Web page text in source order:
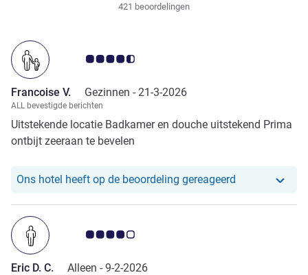
421 beoordelingen
Avis-klantbeoordeling 4.5/5
Francoise V. Gezinnen - 21-3-2026
ALL bevestigde berichten
Uitstekende locatie Badkamer en douche uitstekend Prima
ontbijt zeeraan te bevelen
Ons hotel heeft op de beoordeling gereageerd Ons hotel
Avis-klantbeoordeling 4.0/5
Eric D. C. Alleen - 9-2-2026